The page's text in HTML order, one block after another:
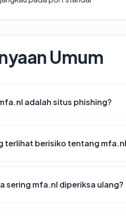
Umum
adalah situs phishing?
terlihat berisiko tentang
sering mfa.nl diperiksa ulang?